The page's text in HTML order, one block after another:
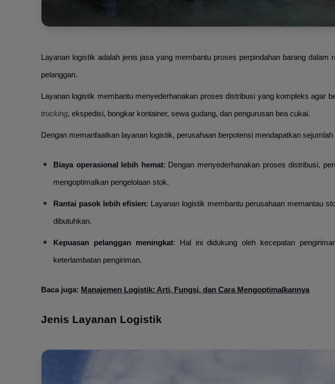
Layanan logistik adalah jenis jasa yang membantu proses perpindahan barang
pelanggan.
Layanan logistik membantu menyederhanakan proses distribusi yang kompleks agar
trucking, ekspedisi, bongkar kontainer, sewa gudang, dan pengurusan bea cukai.
Dengan memanfaatkan layanan logistik, perusahaan berpotensi mendapatkan
Biaya operasional lebih hemat: Dengan menyederhanakan proses distribusi,
mengoptimalkan pengelolaan stok.
Rantai pasok lebih efisien: Layanan logistik membantu perusahaan memantau
dibutuhkan.
Kepuasan pelanggan meningkat: Hal ini didukung oleh kecepatan
keterlambatan pengiriman.
Baca juga: Manajemen Logistik: Arti, Fungsi, dan Cara Mengoptimalkannya
Jenis Layanan Logistik